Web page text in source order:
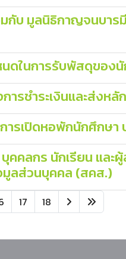
บ มูลนิธิกาญจนบาร
ดในการรับพัสดุของ
รชำระเงินและส่งห
รเปิดหอพักนักศึกษา
คลกร นักเรียน และ
ลส่วนบุคคล (สคส.)
17 18